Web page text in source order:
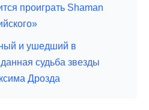
проиграть Shaman
и ушедший в
судьба звезды
Дрозда